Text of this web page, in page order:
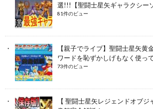
選!!!【聖闘士星矢ギャラクシー
81件のビュー
【親子でライブ】聖闘士星矢黄
ワードを恥ずかしげもなく使っ
73件のビュー
【 聖闘士星矢レジェンドオブ